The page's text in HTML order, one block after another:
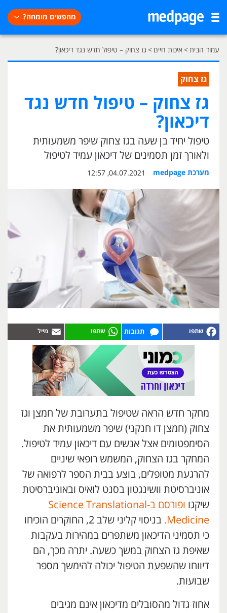
מחפשים מומחה?
עמוד הבית> איכות חיים > גז צחוק – טיפול חדש נגד דיכאון?
גז צחוק
גז צחוק – טיפול חדש נגד
דיכאון?
טיפול יחיד בן שעה בגז צחוק שיפר משמעותית
ולאורך זמן תסמינים של דיכאון עמיד לטיפול
מערכת medpage 04.07.2021, 12:57
תגובות
מחקר חדש הראה שטיפול בתערובת של חמצן וגז
צחוק (חמצן דו חנקני) שיפר משמעותית את
הסימפטומים אצל אנשים עם דיכאון עמיד לטיפול.
המחקר בגז הצחוק, המשמש רופאי שיניים
להרגעת מטופלים, בוצע בבית הספר לרפואה של
אוניברסיטת וושינגטון בסנט לואיס ובאוניברסיטת
שיקגו
ופורסם ב-Science Translational
Medicine.
בניסוי קליני שלב 2, החוקרים הוכיחו
כי תסמיני הדיכאון משתפרים במהירות בעקבות
שאיפת גז הצחוק במשך כשעה. יתרה מכך, הם
דיווחו שהשפעת הטיפול יכולה להימשך מספר
שבועות.
אחוז גדול מהסובלים מדיכאון אינם מגיבים